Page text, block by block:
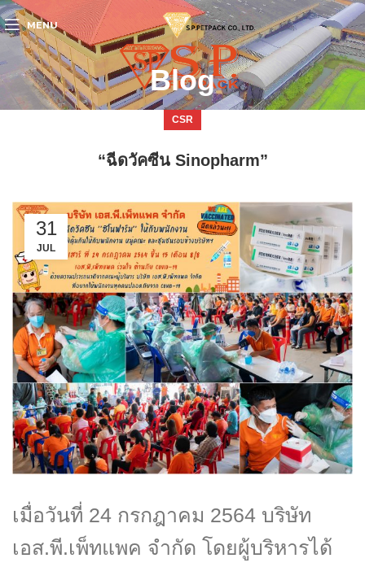
MENU
Blog
CSR
“ฉีดวัคซีน Sinopharm”
31
JUL
เมื่อวันที่ 24 กรกฎาคม 2564 บริษัท
เอส.พี.เพ็ทแพค จำกัด โดยผู้บริหารได้